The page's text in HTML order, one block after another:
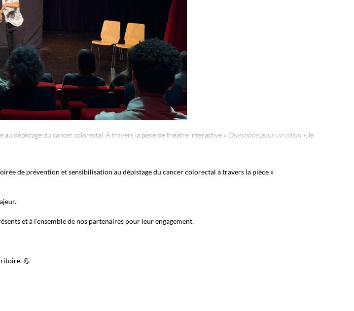
au dépistage du cancer colorectal. À travers la pièce de théâtre interactive « Questions pour un côlon », le
de prévention et sensibilisation au dépistage du cancer colorectal à travers la pièce «
et à l’ensemble de nos partenaires pour leur engagement.
💪